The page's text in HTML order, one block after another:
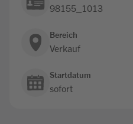
98155_1013
Bereich
Verkauf
Startdatum
sofort